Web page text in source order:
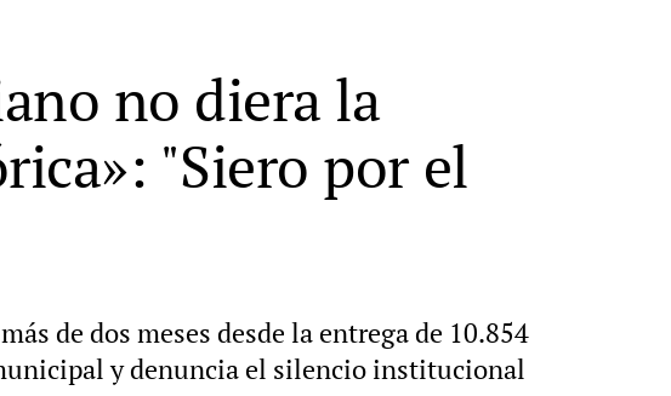
no diera la
"Siero por el
de dos meses desde la entrega de 10.854
y denuncia el silencio institucional